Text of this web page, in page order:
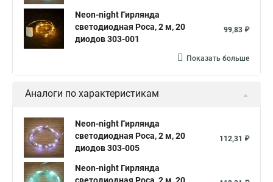
Neon-night Гирлянда
светодиодная Роса, 2 м, 20
диодов 303-001
99,83 ₽
Показать больше
Аналоги по характеристикам
Neon-night Гирлянда
светодиодная Роса, 2 м, 20
диодов 303-005
112,31 ₽
Neon-night Гирлянда